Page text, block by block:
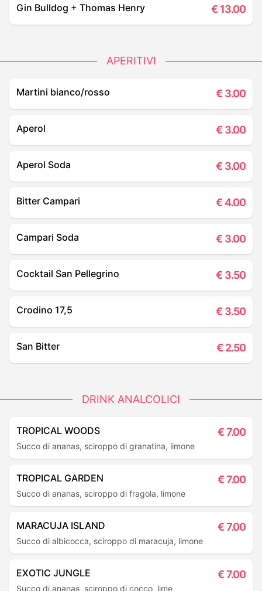
Gin Bulldog + Thomas Henry € 13.00
APERITIVI
Martini bianco/rosso € 3.00
Aperol € 3.00
Aperol Soda € 3.00
Bitter Campari € 4.00
Campari Soda € 3.00
Cocktail San Pellegrino € 3.50
Crodino 17,5 € 3.50
San Bitter € 2.50
DRINK ANALCOLICI
TROPICAL WOODS €7.00
Succo di ananas, sciroppo di granatina, limone
TROPICAL GARDEN €7.00
Succo di ananas, sciroppo di fragola, limone
MARACUJA ISLAND €7.00
Succo di albicocca, sciroppo di maracuja, limone
EXOTIC JUNGLE €7.00
Succo di ananas, sciroppo di cocco, lime